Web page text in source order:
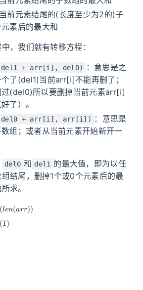
前元素结尾的(长度至少为2的)子
素后的最大和
，我们就有转移方程：
+ arr[i], del0)
：意思是之
了(del1)当前arr[i]不能再删了；
过(del0)所以要删掉当前元素arr[i]
了）。
+ arr[i], arr[i])
：意思是
组；或者从当前元素开始新开一
del0 和 del1 的最大值，即为以任
结尾，删掉1个或0个元素后的最
求。
(1)